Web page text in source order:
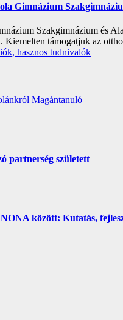
Gimnázium
Szakgimnázium és
Kiemelten támogatjuk az
hasznos tudnivalók
Magántanuló
partnerség született
között: Kutatás,